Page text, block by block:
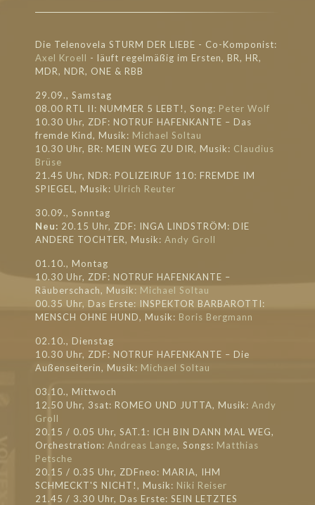
Die Telenovela STURM DER LIEBE - Co-Komponist:
Axel Kroell - läuft regelmäßig im Ersten, BR, HR,
MDR, NDR, ONE & RBB
29.09., Samstag
08.00 RTL II: NUMMER 5 LEBT!, Song: Peter Wolf
10.30 Uhr, ZDF: NOTRUF HAFENKANTE – Das
fremde Kind, Musik: Michael Soltau
10.30 Uhr, BR: MEIN WEG ZU DIR, Musik: Claudius
Brüse
21.45 Uhr, NDR: POLIZEIRUF 110: FREMDE IM
SPIEGEL, Musik: Ulrich Reuter
30.09., Sonntag
Neu: 20.15 Uhr, ZDF: INGA LINDSTRÖM: DIE
ANDERE TOCHTER, Musik: Andy Groll
01.10., Montag
10.30 Uhr, ZDF: NOTRUF HAFENKANTE –
Räuberschach, Musik: Michael Soltau
00.35 Uhr, Das Erste: INSPEKTOR BARBAROTTI:
MENSCH OHNE HUND, Musik: Boris Bergmann
02.10., Dienstag
10.30 Uhr, ZDF: NOTRUF HAFENKANTE – Die
Außenseiterin, Musik: Michael Soltau
03.10., Mittwoch
12.50 Uhr, 3sat: ROMEO UND JUTTA, Musik: Andy
Groll
20.15 / 0.05 Uhr, SAT.1: ICH BIN DANN MAL WEG,
Orchestration: Andreas Lange, Songs: Matthias
Petsche
20.15 / 0.35 Uhr, ZDFneo: MARIA, IHM
SCHMECKT'S NICHT!, Musik: Niki Reiser
21.45 / 3.30 Uhr, Das Erste: SEIN LETZTES